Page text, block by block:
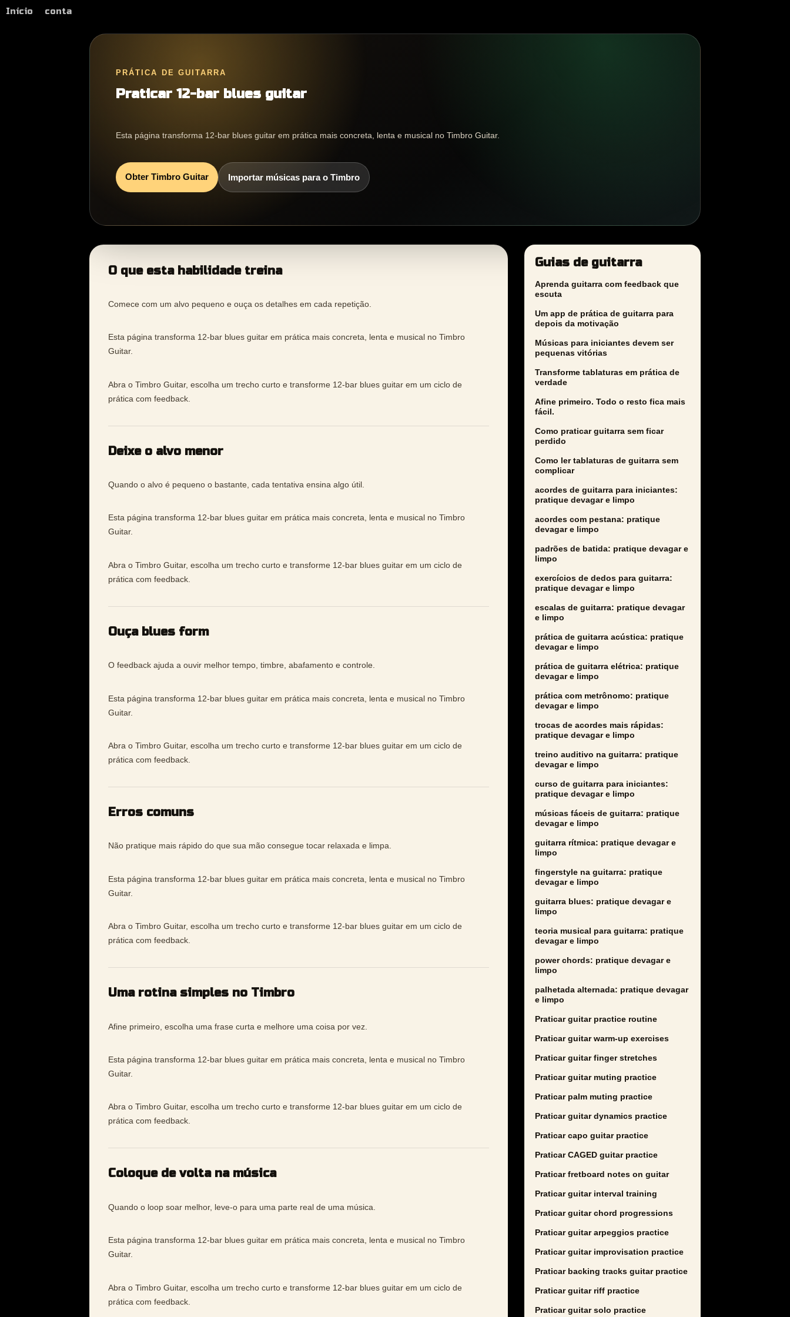
Início conta
PRÁTICA DE GUITARRA
Praticar 12-bar blues guitar
Esta página transforma 12-bar blues guitar em prática mais concreta, lenta e musical no Timbro Guitar.
Obter Timbro Guitar Importar músicas para o Timbro
O que esta habilidade treina
Comece com um alvo pequeno e ouça os detalhes em cada repetição.
Esta página transforma 12-bar blues guitar em prática mais concreta, lenta e musical no Timbro
Guitar.
Abra o Timbro Guitar, escolha um trecho curto e transforme 12-bar blues guitar em um ciclo de
prática com feedback.
Deixe o alvo menor
Quando o alvo é pequeno o bastante, cada tentativa ensina algo útil.
Esta página transforma 12-bar blues guitar em prática mais concreta, lenta e musical no Timbro
Guitar.
Abra o Timbro Guitar, escolha um trecho curto e transforme 12-bar blues guitar em um ciclo de
prática com feedback.
Ouça blues form
O feedback ajuda a ouvir melhor tempo, timbre, abafamento e controle.
Esta página transforma 12-bar blues guitar em prática mais concreta, lenta e musical no Timbro
Guitar.
Abra o Timbro Guitar, escolha um trecho curto e transforme 12-bar blues guitar em um ciclo de
prática com feedback.
Erros comuns
Não pratique mais rápido do que sua mão consegue tocar relaxada e limpa.
Esta página transforma 12-bar blues guitar em prática mais concreta, lenta e musical no Timbro
Guitar.
Abra o Timbro Guitar, escolha um trecho curto e transforme 12-bar blues guitar em um ciclo de
prática com feedback.
Uma rotina simples no Timbro
Afine primeiro, escolha uma frase curta e melhore uma coisa por vez.
Esta página transforma 12-bar blues guitar em prática mais concreta, lenta e musical no Timbro
Guitar.
Abra o Timbro Guitar, escolha um trecho curto e transforme 12-bar blues guitar em um ciclo de
prática com feedback.
Coloque de volta na música
Quando o loop soar melhor, leve-o para uma parte real de uma música.
Esta página transforma 12-bar blues guitar em prática mais concreta, lenta e musical no Timbro
Guitar.
Abra o Timbro Guitar, escolha um trecho curto e transforme 12-bar blues guitar em um ciclo de
prática com feedback.
Guias de guitarra
Aprenda guitarra com feedback que
escuta
Um app de prática de guitarra para
depois da motivação
Músicas para iniciantes devem ser
pequenas vitórias
Transforme tablaturas em prática de
verdade
Afine primeiro. Todo o resto fica mais
fácil.
Como praticar guitarra sem ficar
perdido
Como ler tablaturas de guitarra sem
complicar
acordes de guitarra para iniciantes:
pratique devagar e limpo
acordes com pestana: pratique
devagar e limpo
padrões de batida: pratique devagar e
limpo
exercícios de dedos para guitarra:
pratique devagar e limpo
escalas de guitarra: pratique devagar
e limpo
prática de guitarra acústica: pratique
devagar e limpo
prática de guitarra elétrica: pratique
devagar e limpo
prática com metrônomo: pratique
devagar e limpo
trocas de acordes mais rápidas:
pratique devagar e limpo
treino auditivo na guitarra: pratique
devagar e limpo
curso de guitarra para iniciantes:
pratique devagar e limpo
músicas fáceis de guitarra: pratique
devagar e limpo
guitarra rítmica: pratique devagar e
limpo
fingerstyle na guitarra: pratique
devagar e limpo
guitarra blues: pratique devagar e
limpo
teoria musical para guitarra: pratique
devagar e limpo
power chords: pratique devagar e
limpo
palhetada alternada: pratique devagar
e limpo
Praticar guitar practice routine
Praticar guitar warm-up exercises
Praticar guitar finger stretches
Praticar guitar muting practice
Praticar palm muting practice
Praticar guitar dynamics practice
Praticar capo guitar practice
Praticar CAGED guitar practice
Praticar fretboard notes on guitar
Praticar guitar interval training
Praticar guitar chord progressions
Praticar guitar arpeggios practice
Praticar guitar improvisation practice
Praticar backing tracks guitar practice
Praticar guitar riff practice
Praticar guitar solo practice